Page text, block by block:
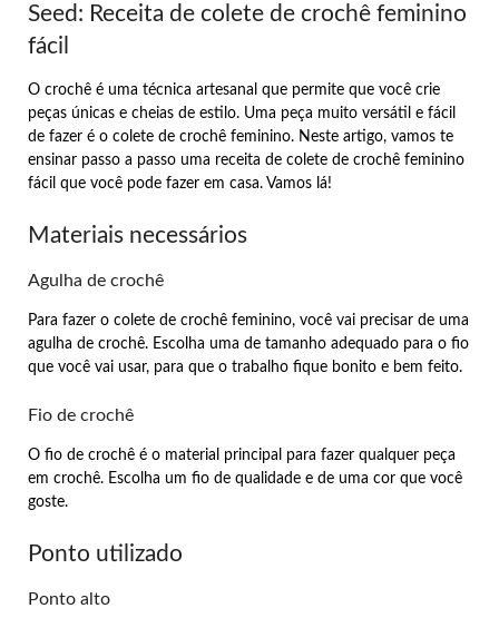
Seed: Receita de colete de crochê feminino
fácil
O crochê é uma técnica artesanal que permite que você crie
peças únicas e cheias de estilo. Uma peça muito versátil e fácil
de fazer é o colete de crochê feminino. Neste artigo, vamos te
ensinar passo a passo uma receita de colete de crochê feminino
fácil que você pode fazer em casa. Vamos lá!
Materiais necessários
Agulha de crochê
Para fazer o colete de crochê feminino, você vai precisar de uma
agulha de crochê. Escolha uma de tamanho adequado para o fio
que você vai usar, para que o trabalho fique bonito e bem feito.
Fio de crochê
O fio de crochê é o material principal para fazer qualquer peça
em crochê. Escolha um fio de qualidade e de uma cor que você
goste.
Ponto utilizado
Ponto alto